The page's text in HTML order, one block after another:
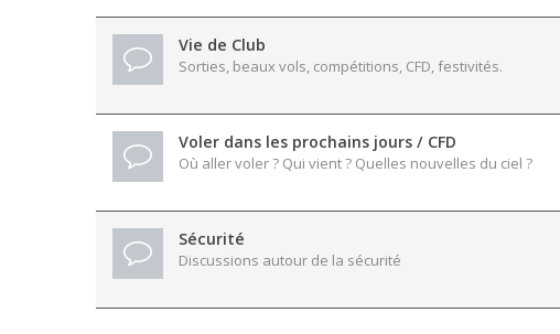
Vie de Club
Sorties, beaux vols, compétitions, CFD, festivités.
Voler dans les prochains jours / CFD
Où aller voler ? Qui vient ? Quelles nouvelles du ciel ?
Sécurité
Discussions autour de la sécurité